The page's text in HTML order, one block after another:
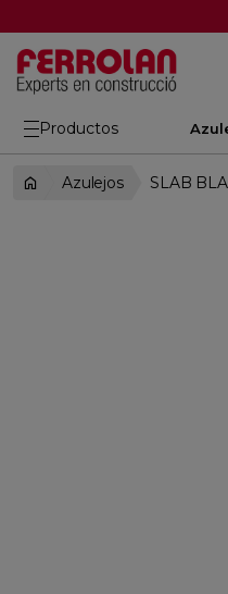
Productos
Azulejos SLAB